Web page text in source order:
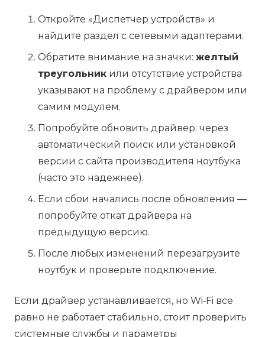
Откройте «Диспетчер устройств» и
найдите раздел с сетевыми адаптерами.
Обратите внимание на значки: желтый
треугольник или отсутствие устройства
указывают на проблему с драйвером или
самим модулем.
Попробуйте обновить драйвер: через
автоматический поиск или установкой
версии с сайта производителя ноутбука
(часто это надежнее).
Если сбои начались после обновления —
попробуйте откат драйвера на
предыдущую версию.
После любых изменений перезагрузите
ноутбук и проверьте подключение.
Если драйвер устанавливается, но Wi‑Fi все
равно не работает стабильно, стоит проверить
системные службы и параметры